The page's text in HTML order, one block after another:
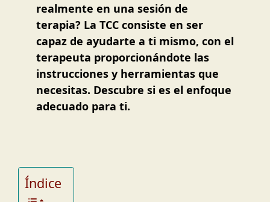
realmente en una sesión de
terapia? La TCC consiste en ser
capaz de ayudarte a ti mismo, con el
terapeuta proporcionándote las
instrucciones y herramientas que
necesitas. Descubre si es el enfoque
adecuado para ti.
Índice